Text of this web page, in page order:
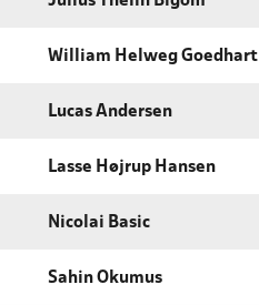
William Helweg Goedhart
Lucas Andersen
Lasse Højrup Hansen
Nicolai Basic
Sahin Okumus